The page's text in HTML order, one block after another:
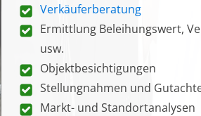
Verkäuferberatung
Ermittlung Beleihungswert,
usw.
Objektbesichtigungen
Stellungnahmen und
Markt- und Standortanalysen